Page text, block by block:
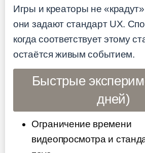
Игры и креаторы не
они задают стандарт UX.
когда соответствует этому
остаётся живым событием.
Быстрые
дней)
Ограничение времени
видеопросмотра и